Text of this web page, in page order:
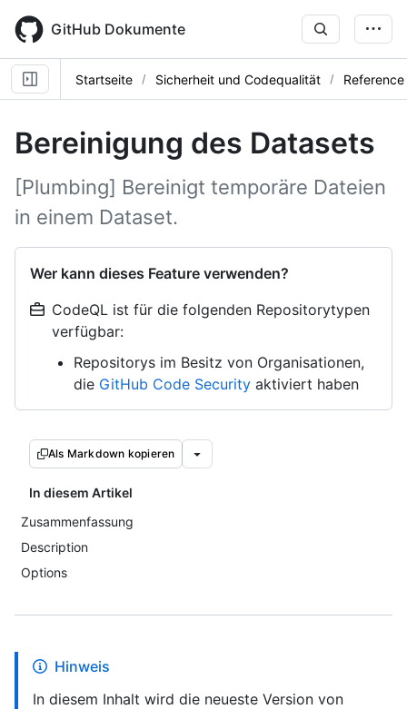
main
content
GitHub Dokumente
Startseite Sicherheit und Codequalität Reference
Bereinigung des Datasets
[Plumbing] Bereinigt temporäre Dateien
in einem Dataset.
Wer kann dieses Feature verwenden?
CodeQL ist für die folgenden Repositorytypen
verfügbar:
Repositorys im Besitz von Organisationen,
die GitHub Code Security aktiviert haben
Als Markdown kopieren
In diesem Artikel
Zusammenfassung
Description
Options
Hinweis
In diesem Inhalt wird die neueste Version von